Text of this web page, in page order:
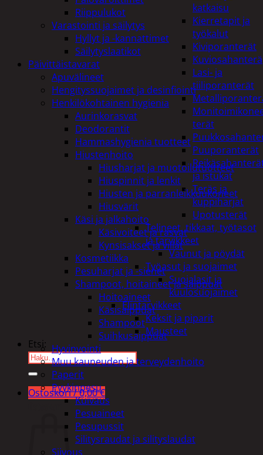
katkaisu
Kierretapit ja
työkalut
Kiviporanterät
Kuviosahanterä
Lasi- ja
tiiliporanterät
terät
Puuporanterät
ja istukat
Teräs ja
kuppiharjat
Upotusterät
Telineet, tikkaat, työtasot
ja tarvikkeet
Vaunut ja pöydät
Työasut ja suojaimet
Suojalasit ja
kuulosuojaimet
Elintarvikkeet
Keksit ja piparit
Mausteet
Etsi:
Ostoskori /0,00€
Riippulukot
Varastointi ja säilytys
Hyllyt ja -kannattimet
Säilytyslaatikot
Päivittäistavarat
Apuvälineet
Hengityssuojaimet ja desinfiointi
Henkilökohtainen hygienia
Aurinkorasvat
Deodorantit
Hammashygienia tuotteet
Hiustenhoito
Hiusharjat ja muotoilutuotteet
Hiuspinnit ja lenkit
Hiusten ja parranleikkuukoneet
Hiusvärit
Käsi ja jalkahoito
Käsivoiteet ja rasvat
Kynsisakset ja viilat
Kosmetiikka
Pesuharjat ja -sienet
Shampoot, hoitaineet ja saippuat
Hoitoaineet
Käsisaippuat
Shampoot
Suihkusaippuat
Hyvinvointi
Muu kauneuden ja terveydenhoito
Paperit
Pyykinpesu
Kuivaus
Pesuaineet
Pesupussit
Silitysraudat ja silityslaudat
Siivous